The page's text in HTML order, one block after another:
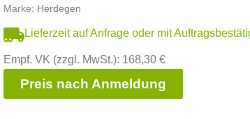
Marke: Herdegen
Lieferzeit auf Anfrage oder mit
Empf. VK (zzgl. MwSt.): 168,30 €
Preis nach Anmeldung